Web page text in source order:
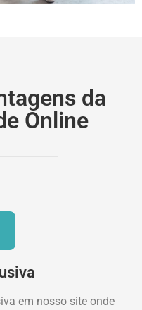
da
Online
em nosso site onde